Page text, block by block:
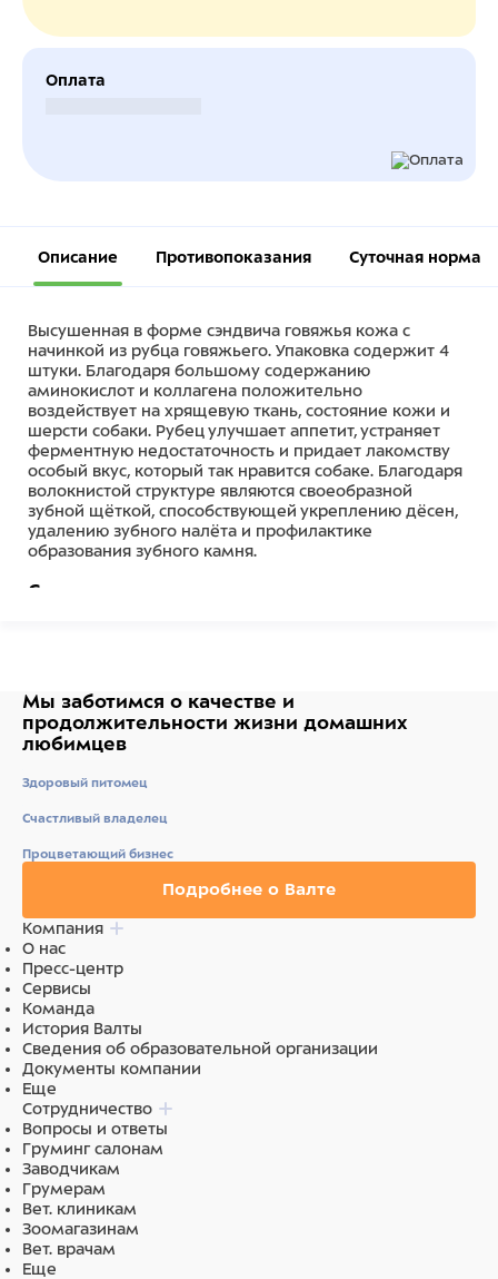
Оплата
Описание Противопоказания Суточная норма
Высушенная в форме сэндвича говяжья кожа с
начинкой из рубца говяжьего. Упаковка содержит 4
штуки. Благодаря большому содержанию
аминокислот и коллагена положительно
воздействует на хрящевую ткань, состояние кожи и
шерсти собаки. Рубец улучшает аппетит, устраняет
ферментную недостаточность и придает лакомству
особый вкус, который так нравится собаке. Благодаря
волокнистой структуре являются своеобразной
зубной щёткой, способствующей укреплению дёсен,
удалению зубного налёта и профилактике
образования зубного камня.
Состав
кожа говяжья, рубец говяжий.
Мы заботимся о качестве и
продолжительности жизни домашних
любимцев
Здоровый питомец
Счастливый владелец
Процветающий бизнес
Подробнее о Валте
Компания
О нас
Пресс-центр
Сервисы
Команда
История Валты
Сведения об образовательной организации
Документы компании
Еще
Сотрудничество
Вопросы и ответы
Груминг салонам
Заводчикам
Грумерам
Вет. клиникам
Зоомагазинам
Вет. врачам
Еще